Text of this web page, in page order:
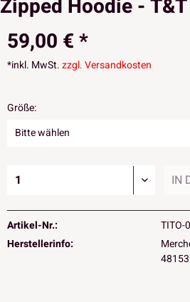
Zipped Hoodie -
59,00 € *
*inkl. MwSt.zzgl. Versandkosten
Größe:
IN
Artikel-Nr.:
TITO-
Herstellerinfo: